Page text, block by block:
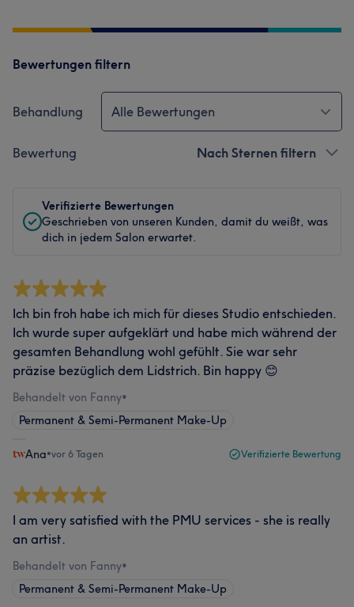
Bewertungen filtern
Behandlung Alle Bewertungen
Bewertung Nach Sternen filtern
Verifizierte Bewertungen
Geschrieben von unseren Kunden, damit du weißt, was
dich in jedem Salon erwartet.
Ich bin froh habe ich mich für dieses Studio entschieden.
Ich wurde super aufgeklärt und habe mich während der
gesamten Behandlung wohl gefühlt. Sie war sehr
präzise bezüglich dem Lidstrich. Bin happy 😊
Behandelt von Fanny•
Permanent & Semi-Permanent Make-Up
Ana•vor 6 Tagen Verifizierte Bewertung
I am very satisfied with the PMU services - she is really
an artist.
Behandelt von Fanny•
Permanent & Semi-Permanent Make-Up